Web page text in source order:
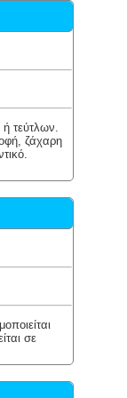
τεύτλων.
ζάχαρη
σε